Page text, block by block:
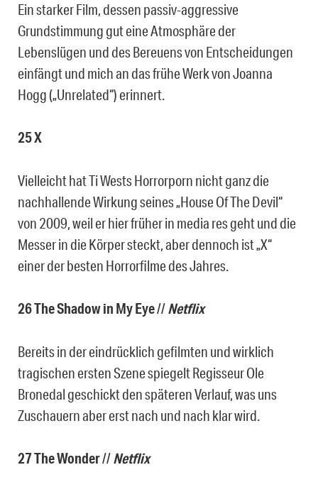
Ein starker Film, dessen passiv-aggressive
Grundstimmung gut eine Atmosphäre der
Lebenslügen und des Bereuens von Entscheidungen
einfängt und mich an das frühe Werk von Joanna
Hogg („Unrelated“) erinnert.
25 X
Vielleicht hat Ti Wests Horrorporn nicht ganz die
nachhallende Wirkung seines „House Of The Devil“
von 2009, weil er hier früher in media res geht und die
Messer in die Körper steckt, aber dennoch ist „X“
einer der besten Horrorfilme des Jahres.
26 The Shadow in My Eye//Netflix
Bereits in der eindrücklich gefilmten und wirklich
tragischen ersten Szene spiegelt Regisseur Ole
Bronedal geschickt den späteren Verlauf, was uns
Zuschauern aber erst nach und nach klar wird.
27 The Wonder//Netflix